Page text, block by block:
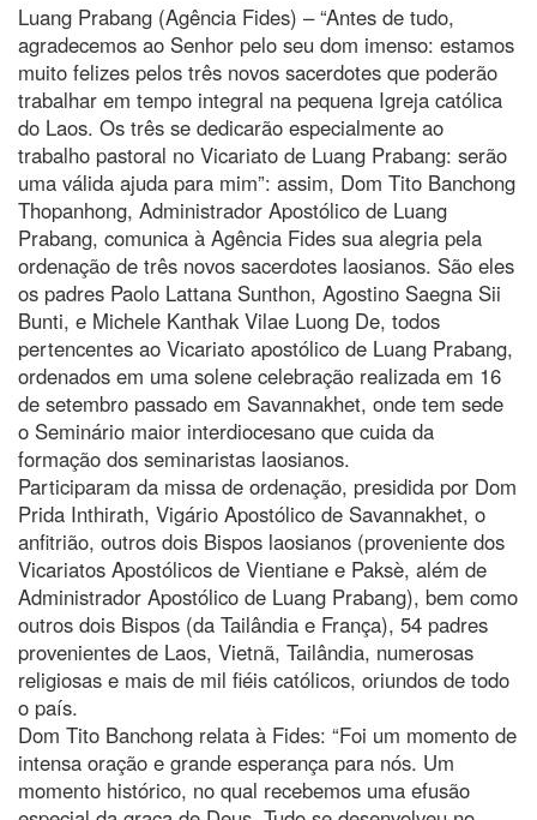
Luang Prabang (Agência Fides) – “Antes de tudo,
agradecemos ao Senhor pelo seu dom imenso: estamos
muito felizes pelos três novos sacerdotes que poderão
trabalhar em tempo integral na pequena Igreja católica
do Laos. Os três se dedicarão especialmente ao
trabalho pastoral no Vicariato de Luang Prabang: serão
uma válida ajuda para mim”: assim, Dom Tito Banchong
Thopanhong, Administrador Apostólico de Luang
Prabang, comunica à Agência Fides sua alegria pela
ordenação de três novos sacerdotes laosianos. São eles
os padres Paolo Lattana Sunthon, Agostino Saegna Sii
Bunti, e Michele Kanthak Vilae Luong De, todos
pertencentes ao Vicariato apostólico de Luang Prabang,
ordenados em uma solene celebração realizada em 16
de setembro passado em Savannakhet, onde tem sede
o Seminário maior interdiocesano que cuida da
formação dos seminaristas laosianos.
Participaram da missa de ordenação, presidida por Dom
Prida Inthirath, Vigário Apostólico de Savannakhet, o
anfitrião, outros dois Bispos laosianos (proveniente dos
Vicariatos Apostólicos de Vientiane e Paksè, além de
Administrador Apostólico de Luang Prabang), bem como
outros dois Bispos (da Tailândia e França), 54 padres
provenientes de Laos, Vietnã, Tailândia, numerosas
religiosas e mais de mil fiéis católicos, oriundos de todo
o país.
Dom Tito Banchong relata à Fides: “Foi um momento de
intensa oração e grande esperança para nós. Um
momento histórico, no qual recebemos uma efusão